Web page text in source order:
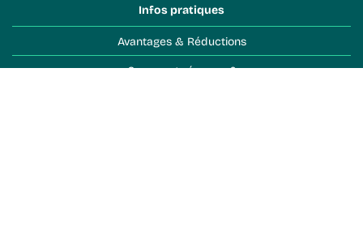
Infos pratiques
Avantages & Réductions
Comment réserver ?